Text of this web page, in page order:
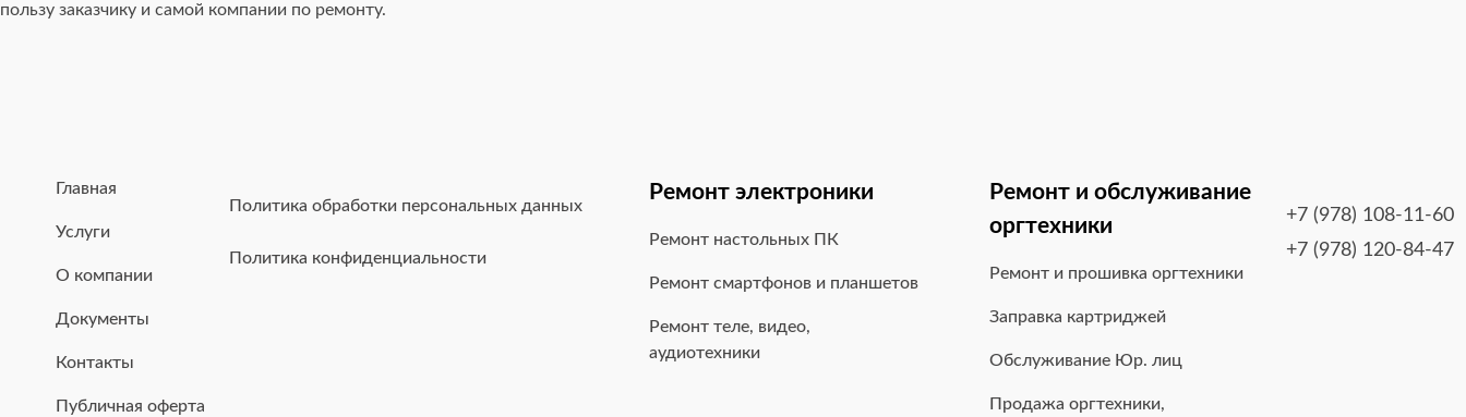
пользу заказчику и самой компании по ремонту.
Главная
Услуги
О компании
Документы
Контакты
Публичная оферта
Политика обработки персональных данных
Политика конфиденциальности
Ремонт электроники
Ремонт настольных ПК
Ремонт смартфонов и планшетов
Ремонт теле, видео,
аудиотехники
Ремонт и обслуживание
оргтехники
Ремонт и прошивка оргтехники
Заправка картриджей
Обслуживание Юр. лиц
Продажа оргтехники,
+7 (978) 108-11-60
+7 (978) 120-84-47